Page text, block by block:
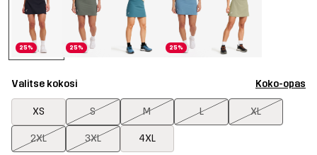
25% 25% 25%
Valitse kokosi Koko-opas
XS S M L XL
2XL 3XL 4XL